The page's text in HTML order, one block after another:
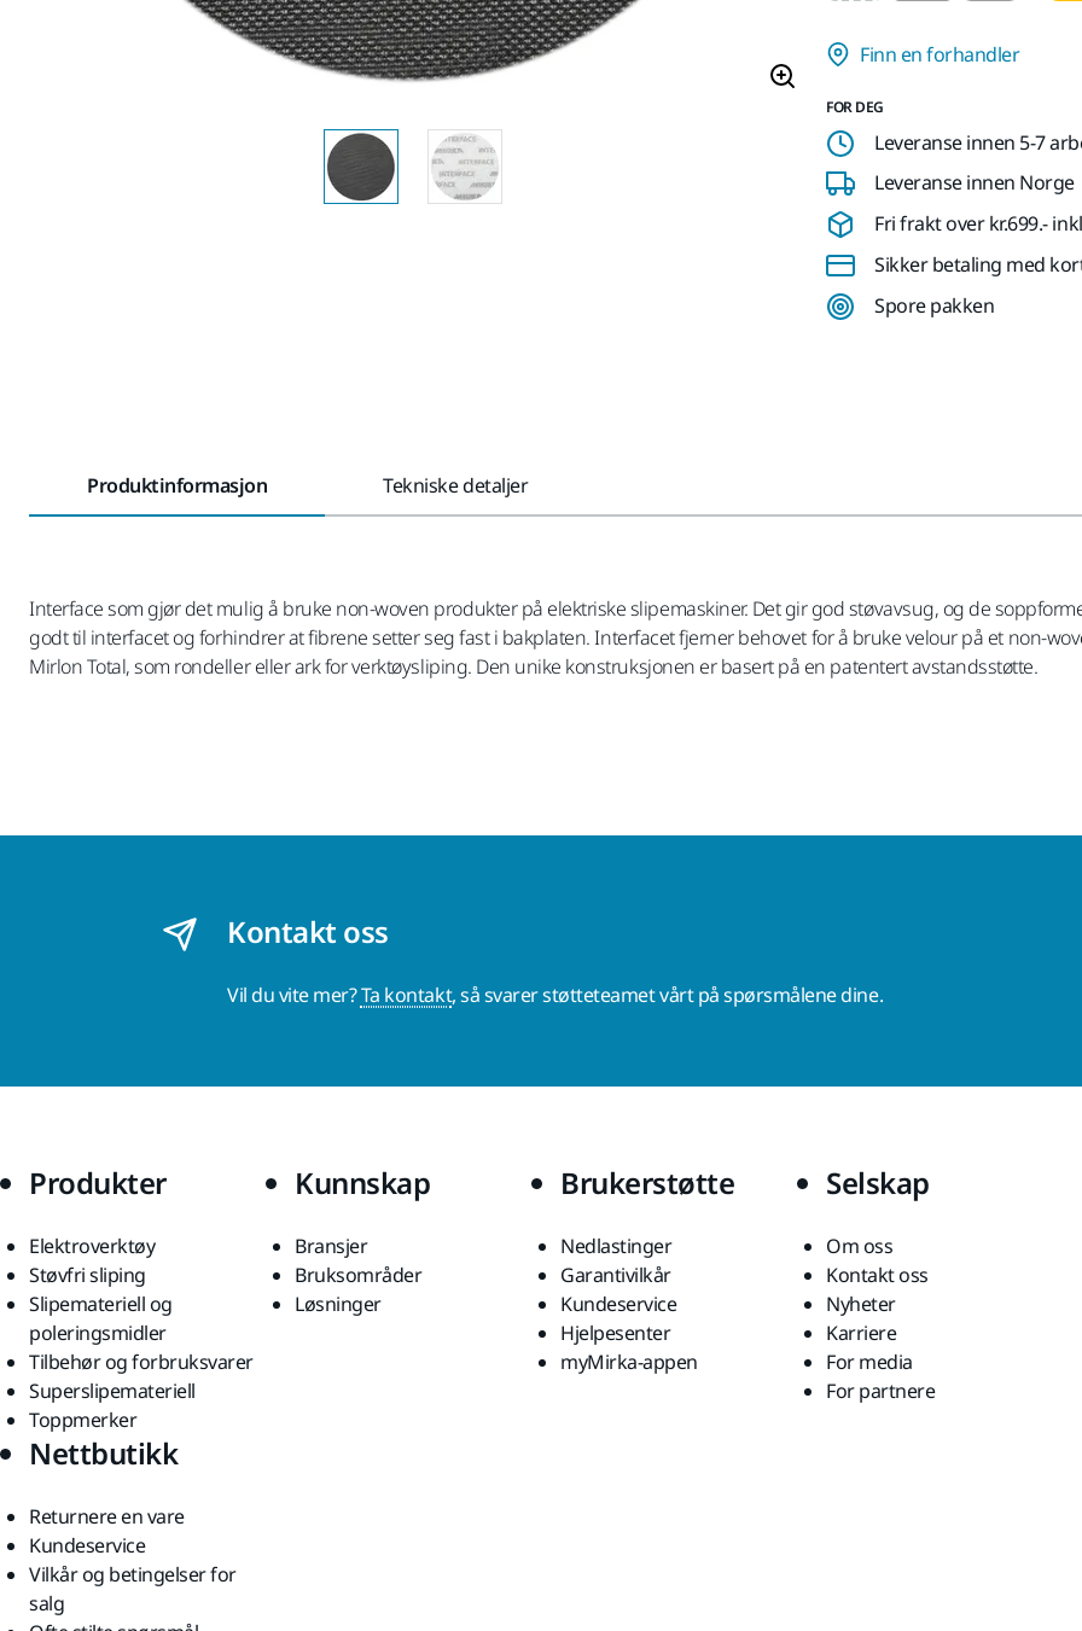
Finn en forhandler
FOR DEG
Leveranse innen 5-7
Leveranse innen Norge
Fri frakt over kr.699.-
Sikker betaling med
Spore pakken
Produktinformasjon Tekniske detaljer
Interface som gjør det mulig å bruke non-woven produkter på elektriske slipemaskiner. Det gir god støvavsug, og de
godt til interfacet og forhindrer at fibrene setter seg fast i bakplaten. Interfacet fjerner behovet for å bruke velour på et non-
Mirlon Total, som rondeller eller ark for verktøysliping. Den unike konstruksjonen er basert på en patentert avstandsstøtte.
Kontakt oss
Vil du vite mer?Ta kontakt, så svarer støtteteamet vårt på spørsmålene dine.
Produkter
Elektroverktøy
Støvfri sliping
Slipemateriell og
poleringsmidler
Tilbehør og forbruksvarer
Superslipemateriell
Toppmerker
Kunnskap
Bransjer
Bruksområder
Løsninger
Brukerstøtte
Nedlastinger
Garantivilkår
Kundeservice
Hjelpesenter
myMirka-appen
Selskap
Om oss
Kontakt oss
Nyheter
Karriere
For media
For partnere
Nettbutikk
Returnere en vare
Kundeservice
Vilkår og betingelser for
salg